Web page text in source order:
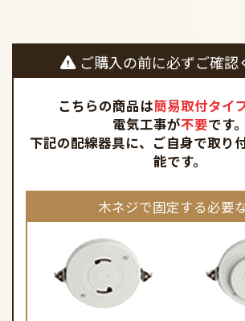
ご購入の前に必ずご確認
こちらの商品は簡易取付タイ
電気工事が不要です。
下記の配線器具に、ご自身で取り
能です。
木ネジで固定する必要